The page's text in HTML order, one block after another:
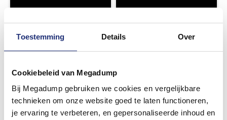
Toestemming Details Over
Cookiebeleid van Megadump
Bij Megadump gebruiken we cookies en vergelijkbare
technieken om onze website goed te laten functioneren,
je ervaring te verbeteren, en gepersonaliseerde inhoud en